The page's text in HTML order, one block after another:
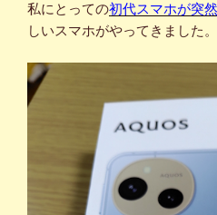
私にとっての初代スマホが突
しいスマホがやってきました。